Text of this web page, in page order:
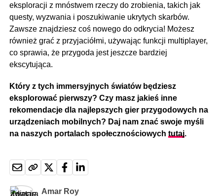
eksploracji z mnóstwem rzeczy do zrobienia, takich jak
questy, wyzwania i poszukiwanie ukrytych skarbów.
Zawsze znajdziesz coś nowego do odkrycia! Możesz
również grać z przyjaciółmi, używając funkcji multiplayer,
co sprawia, że przygoda jest jeszcze bardziej
ekscytująca.
Który z tych immersyjnych światów będziesz
eksplorować pierwszy? Czy masz jakieś inne
rekomendacje dla najlepszych gier przygodowych na
urządzeniach mobilnych? Daj nam znać swoje myśli
na naszych portalach społecznościowych tutaj.
Amar Roy